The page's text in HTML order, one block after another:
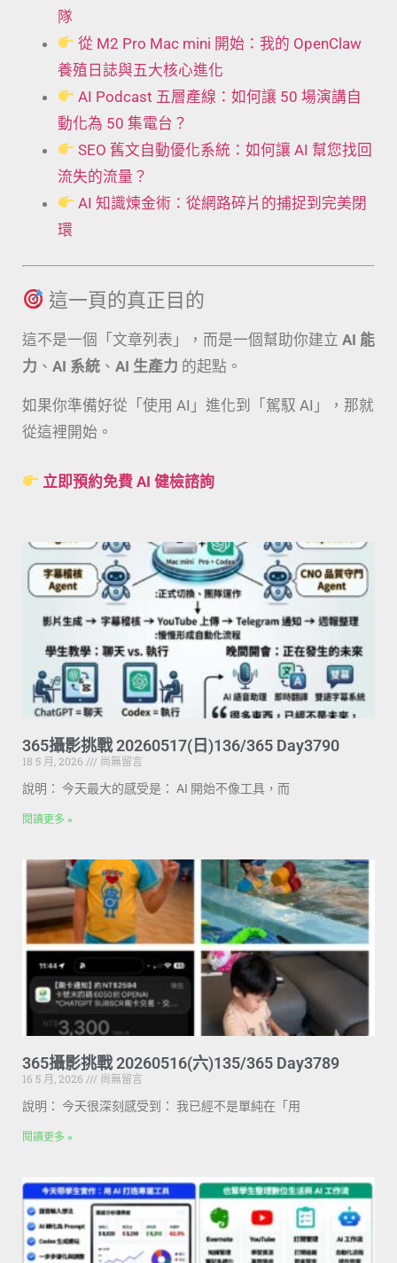
隊
從 M2 Pro Mac mini 開始：我的 OpenClaw
養殖日誌與五大核心進化
AI Podcast 五層產線：如何讓 50 場演講自
動化為 50 集電台？
SEO 舊文自動優化系統：如何讓 AI 幫您找回
流失的流量？
AI 知識煉金術：從網路碎片的捕捉到完美閉
環
這一頁的真正目的
這不是一個「文章列表」，而是一個幫助你建立 AI 能
力 、 AI 系統 、 AI 生產力 的起點。
如果你準備好從「使用 AI」進化到「駕馭 AI」，那就
從這裡開始。
立即預約免費 AI 健檢諮詢
365攝影挑戰 20260517(日)136/365 Day3790
18 5 月, 2026
尚無留言
說明： 今天最大的感受是： AI 開始不像工具，而
閱讀更多 »
365攝影挑戰 20260516(六)135/365 Day3789
16 5 月, 2026
尚無留言
說明： 今天很深刻感受到： 我已經不是單純在「用
閱讀更多 »